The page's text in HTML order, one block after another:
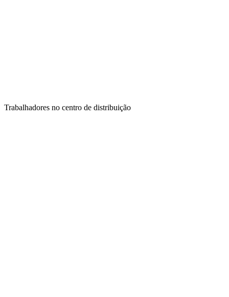
Trabalhadores no centro de distribuição